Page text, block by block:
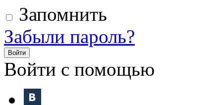
Запомнить
Забыли пароль?
Войти
Войти с помощью